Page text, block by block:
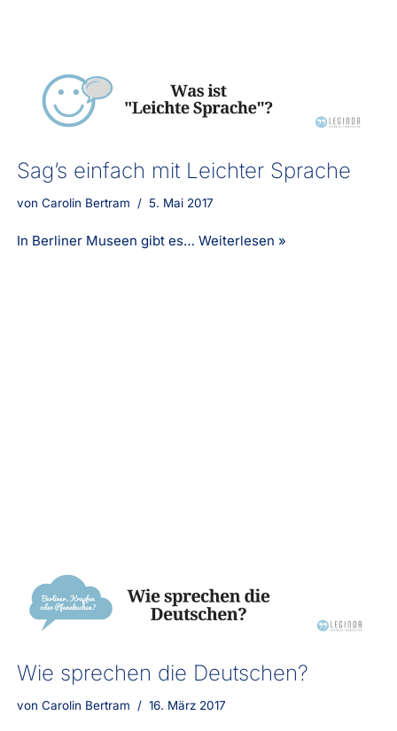
Sag’s einfach mit Leichter Sprache
vonCarolin Bertram 5. Mai 2017
In Berliner Museen gibt es…Weiterlesen »
Wie sprechen die Deutschen?
vonCarolin Bertram 16. März 2017